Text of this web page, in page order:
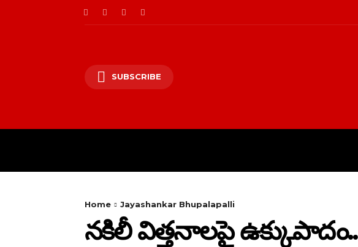
SUBSCRIBE
Home Jayashankar Bhupalapalli
నకిలీ విత్తనాలపై ఉక్కుపాదం..